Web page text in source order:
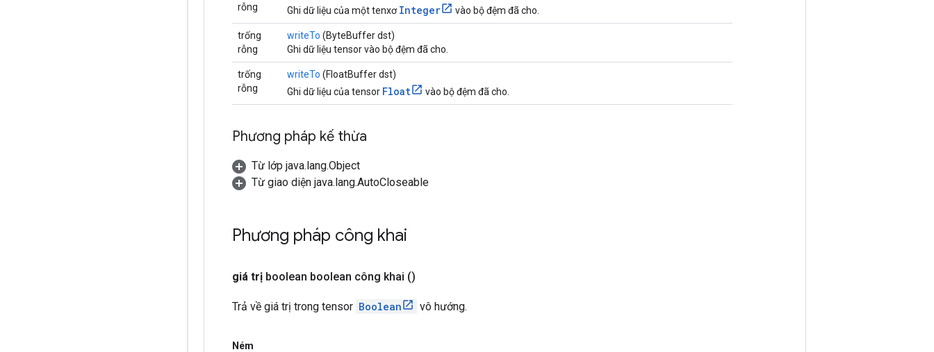
rỗng
Ghi dữ liệu của một tenxơInteger vào bộ đệm đã cho.
trống
rỗng
writeTo (ByteBuffer dst)
Ghi dữ liệu tensor vào bộ đệm đã cho.
trống
rỗng
writeTo (FloatBuffer dst)
Ghi dữ liệu của tensor Float vào bộ đệm đã cho.
Phương pháp kế thừa
Từ lớp java.lang.Object
Từ giao diện java.lang.AutoCloseable
Phương pháp công khai
giá trị boolean boolean công khai ()
Trả về giá trị trong tensor Boolean vô hướng.
Ném